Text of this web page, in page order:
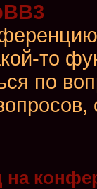
то
по
на